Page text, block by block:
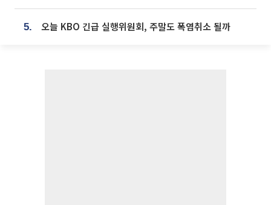
5. 오늘 KBO 긴급 실행위원회, 주말도 폭염취소 될까